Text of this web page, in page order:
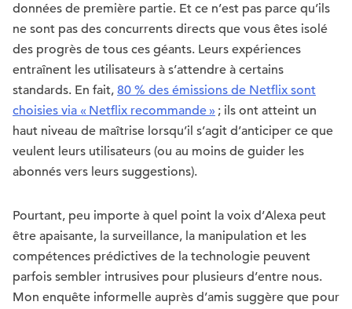
données de première partie. Et ce n’est pas parce qu’ils
ne sont pas des concurrents directs que vous êtes isolé
des progrès de tous ces géants. Leurs expériences
entraînent les utilisateurs à s’attendre à certains
standards. En fait, 80 % des émissions de Netflix sont
choisies via « Netflix recommande » ; ils ont atteint un
haut niveau de maîtrise lorsqu’il s’agit d’anticiper ce que
veulent leurs utilisateurs (ou au moins de guider les
abonnés vers leurs suggestions).
Pourtant, peu importe à quel point la voix d’Alexa peut
être apaisante, la surveillance, la manipulation et les
compétences prédictives de la technologie peuvent
parfois sembler intrusives pour plusieurs d’entre nous.
Mon enquête informelle auprès d’amis suggère que pour